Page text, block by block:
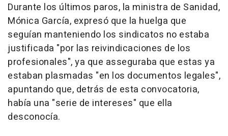
Durante los últimos paros, la ministra de Sanidad,
Mónica García, expresó que la huelga que
seguían manteniendo los sindicatos no estaba
justificada "por las reivindicaciones de los
profesionales", ya que asseguraba que estas ya
estaban plasmadas "en los documentos legales",
apuntando que, detrás de esta convocatoria,
había una "serie de intereses" que ella
desconocía.